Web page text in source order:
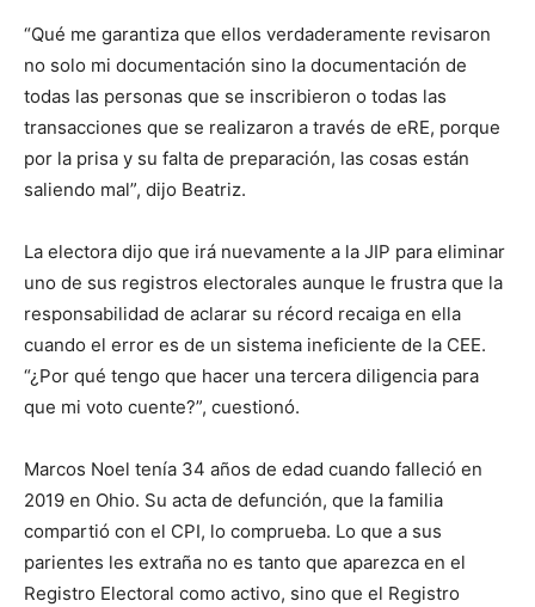
“Qué me garantiza que ellos verdaderamente revisaron
no solo mi documentación sino la documentación de
todas las personas que se inscribieron o todas las
transacciones que se realizaron a través de eRE, porque
por la prisa y su falta de preparación, las cosas están
saliendo mal”, dijo Beatriz.
La electora dijo que irá nuevamente a la JIP para eliminar
uno de sus registros electorales aunque le frustra que la
responsabilidad de aclarar su récord recaiga en ella
cuando el error es de un sistema ineficiente de la CEE.
“¿Por qué tengo que hacer una tercera diligencia para
que mi voto cuente?”, cuestionó.
Marcos Noel tenía 34 años de edad cuando falleció en
2019 en Ohio. Su acta de defunción, que la familia
compartió con el CPI, lo comprueba. Lo que a sus
parientes les extraña no es tanto que aparezca en el
Registro Electoral como activo, sino que el Registro